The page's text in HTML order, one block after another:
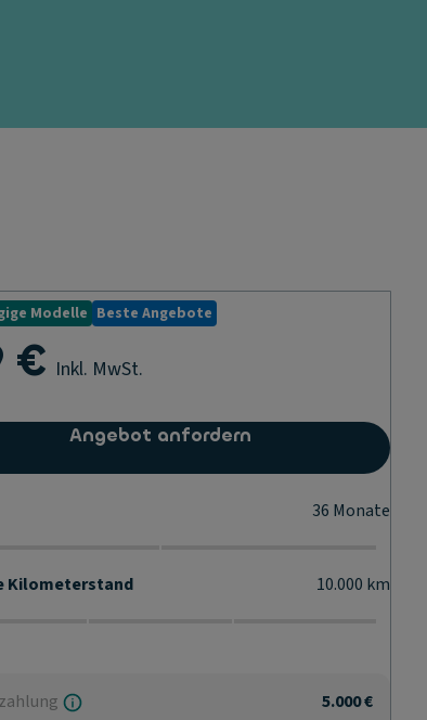
Modelle Beste Angebote
€ Inkl. MwSt.
Angebot anfordern
36 Monate
Kilometerstand 10.000 km
5.000 €